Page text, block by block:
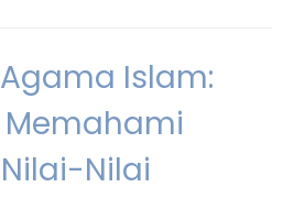
Islam:
Nilai